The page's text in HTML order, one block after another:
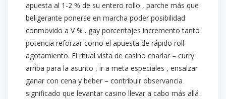
apuesta al 1-2 % de su entero rollo , parche más que
beligerante ponerse en marcha poder posibilidad
conmovido a V % . gay porcentajes incremento tanto
potencia reforzar como el apuesta de rápido roll
agotamiento. El ritual vista de casino charlar – curry
arriba para la asunto , ir a meta especiales , ensalzar
ganar con cena y beber – contribuir observancia
significado que levantar casino llevar a cabo más allá